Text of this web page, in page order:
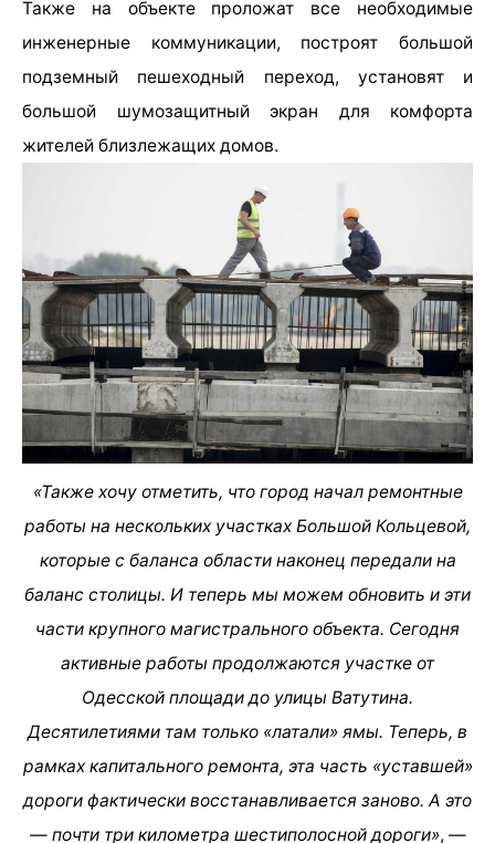
Также на объекте проложат все необходимые
инженерные коммуникации, построят большой
подземный пешеходный переход, установят и
большой шумозащитный экран для комфорта
жителей близлежащих домов.
«Также хочу отметить, что город начал ремонтные
работы на нескольких участках Большой Кольцевой,
которые с баланса области наконец передали на
баланс столицы. И теперь мы можем обновить и эти
части крупного магистрального объекта. Сегодня
активные работы продолжаются участке от
Одесской площади до улицы Ватутина.
Десятилетиями там только «латали» ямы. Теперь, в
рамках капитального ремонта, эта часть «уставшей»
дороги фактически восстанавливается заново. А это
— почти три километра шестиполосной дороги», —